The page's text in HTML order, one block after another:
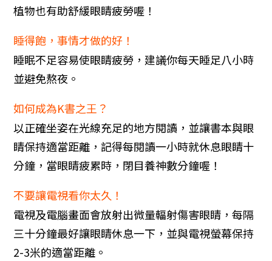
植物也有助舒緩眼睛疲勞喔！
睡得飽，事情才做的好！
睡眠不足容易使眼睛疲勞，建議你每天睡足八小時
並避免熬夜。
如何成為K書之王？
以正確坐姿在光線充足的地方閱讀，並讓書本與眼
睛保持適當距離，記得每閱讀一小時就休息眼睛十
分鐘，當眼睛疲累時，閉目養神數分鐘喔！
不要讓電視看你太久！
電視及電腦畫面會放射出微量輻射傷害眼睛，每隔
三十分鐘最好讓眼睛休息一下，並與電視螢幕保持
2-3米的適當距離。